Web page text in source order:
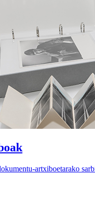
artxiboetarako